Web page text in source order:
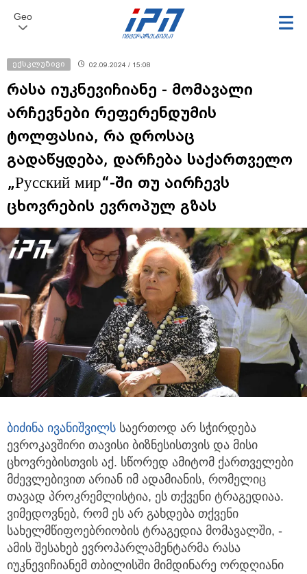
Geo
ექსკლუზივი 02.09.2024 / 15:08
რასა იუკნევიჩიანე - მომავალი
არჩევნები რეფერენდუმის
ტოლფასია, რა დროსაც
გადაწყდება, დარჩება საქართველო
„Русский мир“-ში თუ აირჩევს
ცხოვრების ევროპულ გზას
ბიძინა ივანიშვილს საერთოდ არ სჭირდება
ევროკავშირი თავისი ბიზნესისთვის და მისი
ცხოვრებისთვის აქ. სწორედ ამიტომ ქართველები
მძევლებივით არიან იმ ადამიანის, რომელიც
თავად პროკრემლისტია, ეს თქვენი ტრაგედიაა.
ვიმედოვნებ, რომ ეს არ გახდება თქვენი
სახელმწიფოებრიობის ტრაგედია მომავალში, -
ამის შესახებ ევროპარლამენტარმა რასა
იუკნევიჩიანემ თბილისში მიმდინარე ორდღიანი